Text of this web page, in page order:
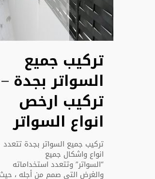
تركيب جميع
السواتر بجدة –
تركيب ارخص
انواع السواتر
تركيب جميع السواتر بجدة تتعدد
انواع واشكال جميع
“السواتر” وتتعدد استخداماته
والغرض التي صمم من أجله ، حيث